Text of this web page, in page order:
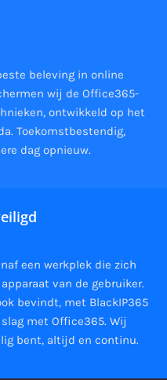
beleving in online
wij de Office365-
ontwikkeld op het
Toekomstbestendig,
dag opnieuw.
een werkplek die zich
van de gebruiker.
bevindt, met BlackIP365
met Office365. Wij
bent, altijd en continu.